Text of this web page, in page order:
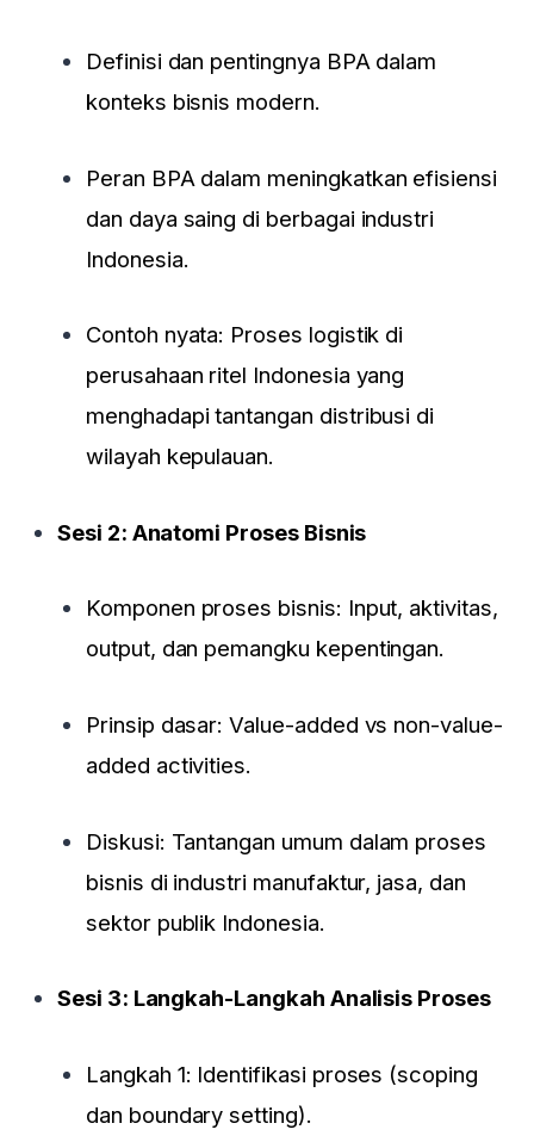
Definisi dan pentingnya BPA dalam
konteks bisnis modern.
Peran BPA dalam meningkatkan efisiensi
dan daya saing di berbagai industri
Indonesia.
Contoh nyata: Proses logistik di
perusahaan ritel Indonesia yang
menghadapi tantangan distribusi di
wilayah kepulauan.
Sesi 2: Anatomi Proses Bisnis
Komponen proses bisnis: Input, aktivitas,
output, dan pemangku kepentingan.
Prinsip dasar: Value-added vs non-value-
added activities.
Diskusi: Tantangan umum dalam proses
bisnis di industri manufaktur, jasa, dan
sektor publik Indonesia.
Sesi 3: Langkah-Langkah Analisis Proses
Langkah 1: Identifikasi proses (scoping
dan boundary setting).